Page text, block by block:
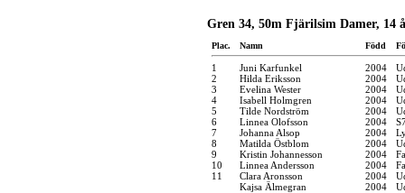
Gren 34, 50m Fjärilsim Damer, 14
Plac. Namn Född
1 Juni Karfunkel 2004
2
Hilda Eriksson 2004
3
Evelina Wester 2004
4
Isabell Holmgren 2004
5
Tilde Nordström 2004
6
Linnea Olofsson 2004
7
Johanna Alsop 2004
8
Matilda Östblom 2004
9
Kristin Johannesson 2004
10
Linnea Andersson 2004
11
Clara Aronsson 2004
Kajsa Älmegran
2004